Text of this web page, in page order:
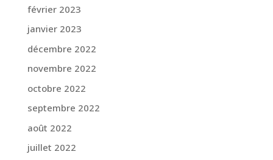
février 2023
janvier 2023
décembre 2022
novembre 2022
octobre 2022
septembre 2022
août 2022
juillet 2022